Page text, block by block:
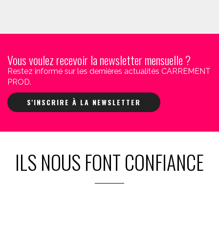
Vous voulez recevoir la newsletter mensuelle ?
Restez informé sur les dernières actualités CARREMENT
PROD.
S'INSCRIRE À LA NEWSLETTER
ILS NOUS FONT CONFIANCE